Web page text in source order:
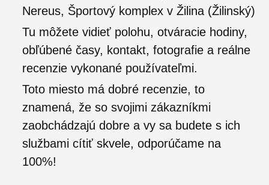
Nereus, Športový komplex v Žilina (Žilinský)
Tu môžete vidieť polohu, otváracie hodiny,
obľúbené časy, kontakt, fotografie a reálne
recenzie vykonané používateľmi.
Toto miesto má dobré recenzie, to
znamená, že so svojimi zákazníkmi
zaobchádzajú dobre a vy sa budete s ich
službami cítiť skvele, odporúčame na
100%!